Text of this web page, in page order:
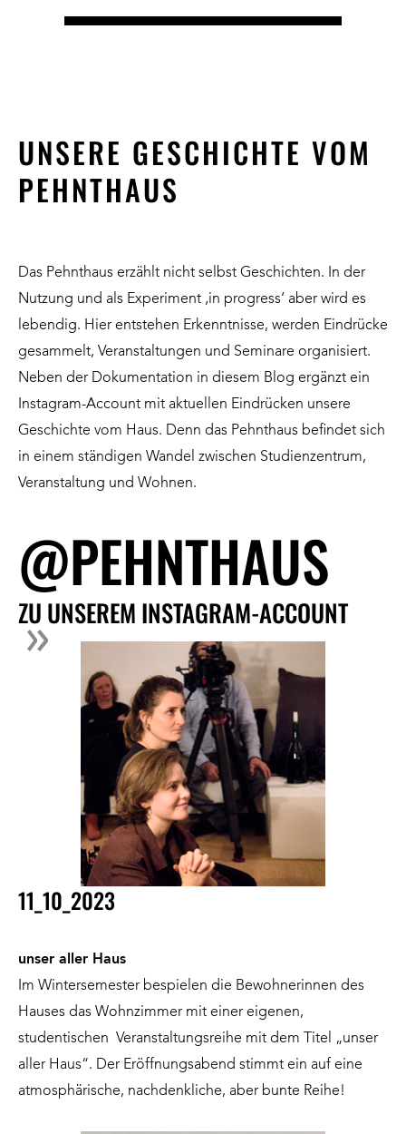
UNSERE GESCHICHTE VOM
PEHNTHAUS
Das Pehnthaus erzählt nicht selbst Geschichten. In der
Nutzung und als Experiment ‚in progress‘ aber wird es
lebendig. Hier entstehen Erkenntnisse, werden Eindrücke
gesammelt, Veranstaltungen und Seminare organisiert.
Neben der Dokumentation in diesem Blog ergänzt ein
Instagram-Account mit aktuellen Eindrücken unsere
Geschichte vom Haus. Denn das Pehnthaus befindet sich
in einem ständigen Wandel zwischen Studienzentrum,
Veranstaltung und Wohnen.
@PEHNTHAUS
ZU UNSEREM INSTAGRAM-ACCOUNT
11_10_2023
unser aller Haus
Im Wintersemester bespielen die Bewohnerinnen des
Hauses das Wohnzimmer mit einer eigenen,
studentischen Veranstaltungsreihe mit dem Titel „unser
aller Haus“. Der Eröffnungsabend stimmt ein auf eine
atmosphärische, nachdenkliche, aber bunte Reihe!